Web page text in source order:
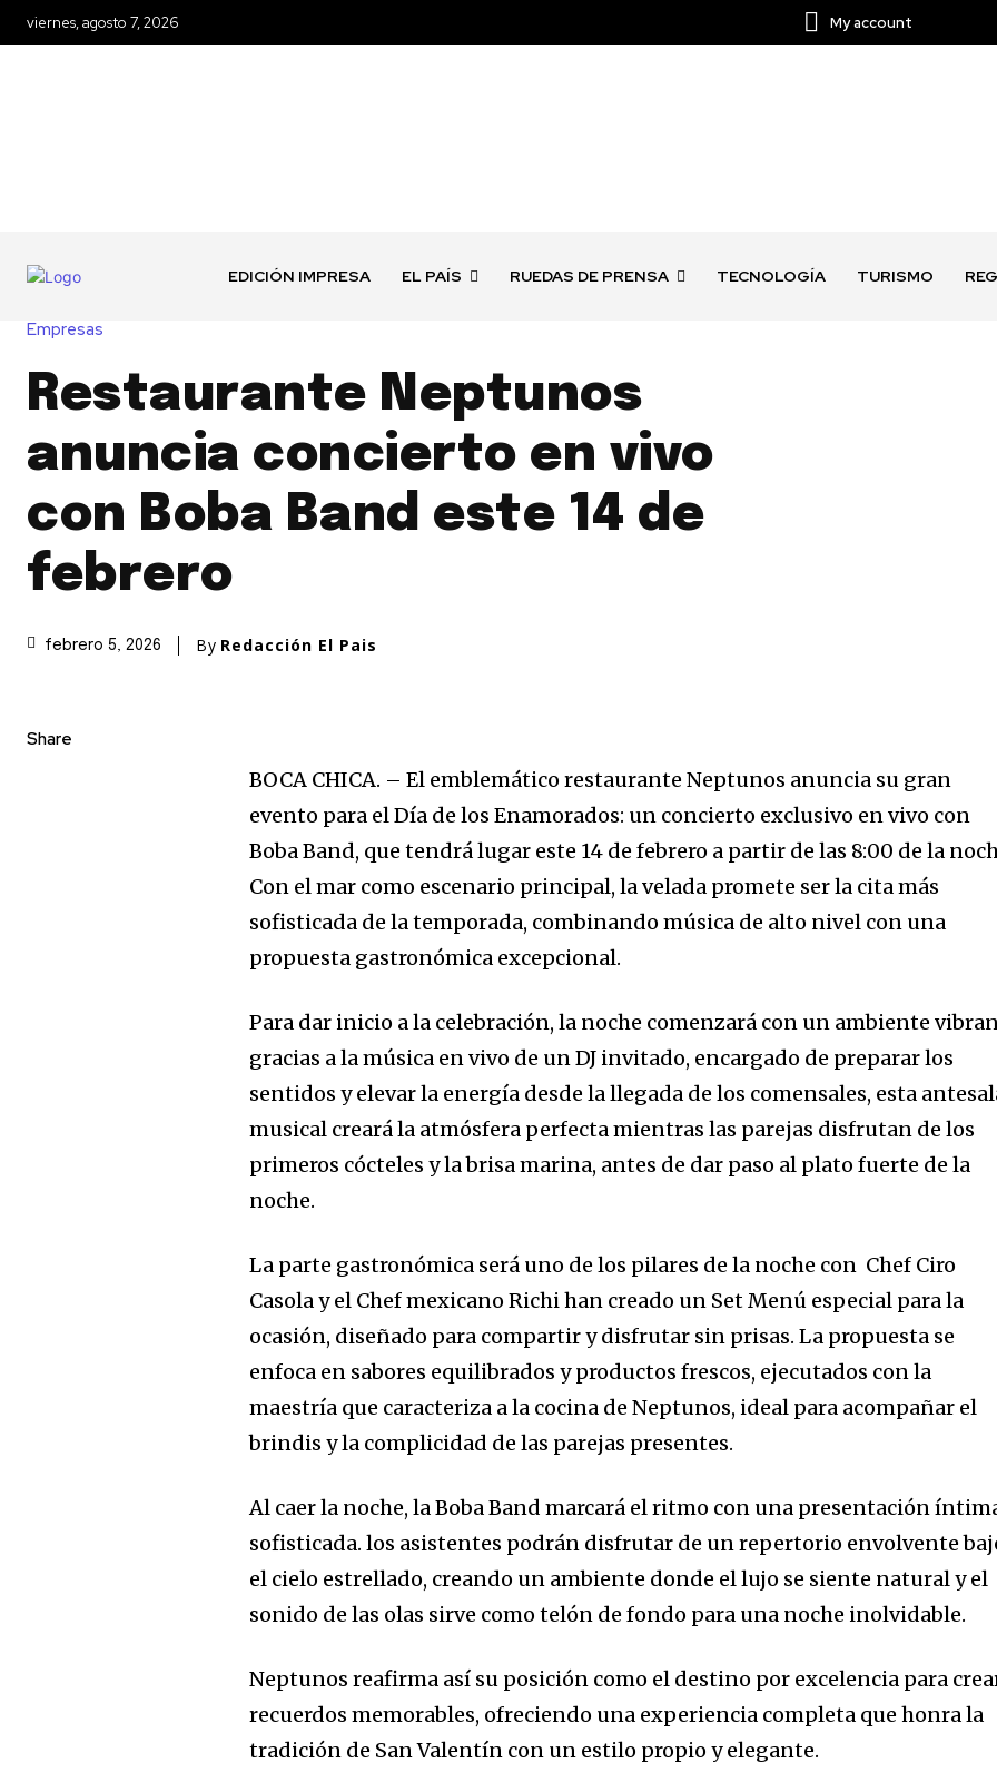
viernes, agosto 7, 2026 My account
EDICIÓN IMPRESA EL PAÍS RUEDAS DE PRENSA TECNOLOGÍA TURISMO
Empresas
Restaurante Neptunos
anuncia concierto en vivo
con Boba Band este 14 de
febrero
febrero 5, 2026 By Redacción El Pais
Share
BOCA CHICA. – El emblemático restauranteNeptunos anuncia su gran
evento para el Día de los Enamorados: un concierto exclusivo en vivo con
Boba Band, que tendrá lugar este 14 de febrero a partir de las 8:00 de la
Con el mar como escenario principal, la velada promete ser la cita más
sofisticada de la temporada, combinando música de alto nivel con una
propuesta gastronómica excepcional.
Para dar inicio a la celebración, la noche comenzará con un ambiente
gracias a lamúsica en vivo de un DJ invitado, encargado de preparar los
sentidos y elevar la energía desde la llegada de los comensales, esta
musical creará la atmósfera perfecta mientras las parejas disfrutan de los
primeros cócteles y la brisa marina, antes de dar paso al plato fuerte de la
noche.
La parte gastronómica será uno de los pilares de la noche con Chef Ciro
Casola y el Chef mexicano Richihan creado un Set Menú especial para la
ocasión, diseñado para compartir y disfrutar sin prisas. La propuesta se
enfoca en sabores equilibrados y productos frescos, ejecutados con la
maestría que caracteriza a la cocina de Neptunos, ideal para acompañar el
brindis y la complicidad de las parejas presentes.
Al caer la noche, laBoba Band marcará el ritmo con una presentación
sofisticada. los asistentes podrán disfrutar de un repertorio envolvente
el cielo estrellado, creando un ambiente donde el lujo se siente natural y el
sonido de las olas sirve como telón de fondo para una noche inolvidable.
Neptunos reafirma así su posición como el destino por excelencia para
recuerdos memorables, ofreciendo una experiencia completa que honra la
tradición de San Valentín con un estilo propio y elegante.